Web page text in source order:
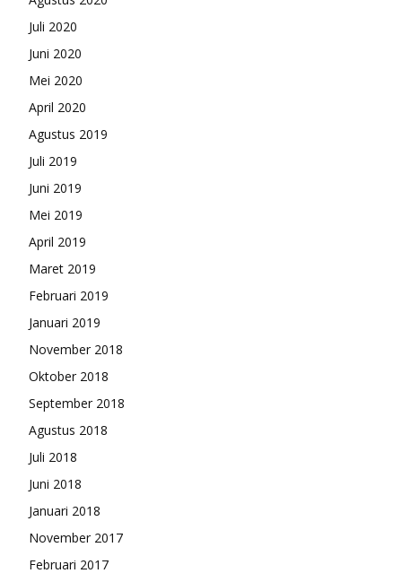
Juli 2020
Juni 2020
Mei 2020
April 2020
Agustus 2019
Juli 2019
Juni 2019
Mei 2019
April 2019
Maret 2019
Februari 2019
Januari 2019
November 2018
Oktober 2018
September 2018
Agustus 2018
Juli 2018
Juni 2018
Januari 2018
November 2017
Februari 2017